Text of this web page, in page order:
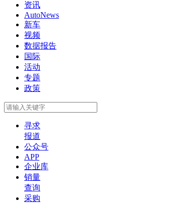
资讯
AutoNews
新车
视频
数据报告
国际
活动
专题
政策
寻求
报道
公众号
APP
企业库
销量
查询
采购